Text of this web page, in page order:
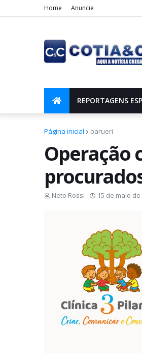
Home Anuncie
REPORTAGENS
Página inicial barueri
Operação
Neto Rossi 15 de maio de